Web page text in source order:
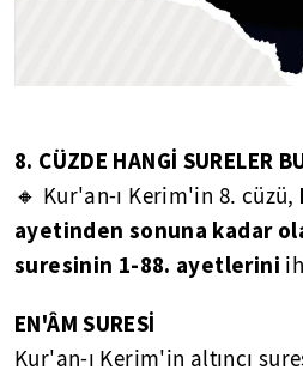
8. CÜZDE HANGİ SURELER
🔸 Kur'an-ı Kerim'in 8. cüzü,
ayetinden sonuna kadar
suresinin 1-88. ayetlerini
EN'ÂM SURESİ
Kur'an-ı Kerim'in altıncı